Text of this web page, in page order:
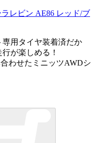
レビン AE86 レッド/ブ
用タイヤ装着済だか
が楽しめる！
わせたミニッツAWDシ